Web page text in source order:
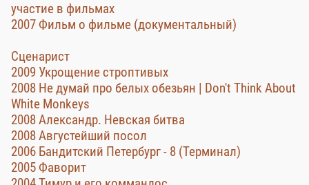
участие в фильмах
2007 Фильм о фильме (документальный)
Сценарист
2009 Укрощение строптивых
2008 Не думай про белых обезьян | Don't Think About
White Monkeys
2008 Александр. Невская битва
2008 Августейший посол
2006 Бандитский Петербург - 8 (Терминал)
2005 Фаворит